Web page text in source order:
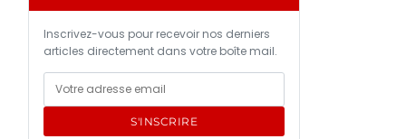
Inscrivez-vous pour recevoir nos derniers
articles directement dans votre boîte mail.
S'INSCRIRE